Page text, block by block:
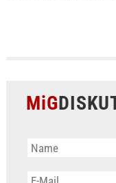
MiG